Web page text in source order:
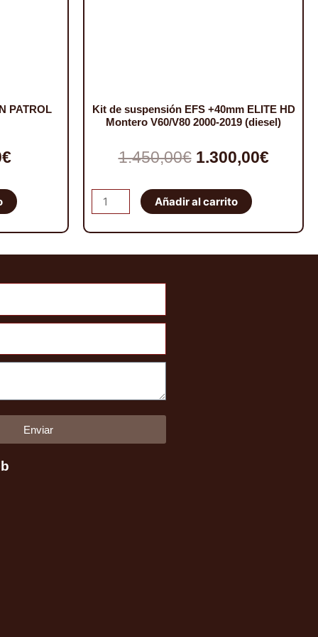
PATROL
€El
precio
actual
Kit de suspensión EFS +40mm ELITE HD
Montero V60/V80 2000-2019 (diesel)
1.450,00€ El
precio
original
1.300,00€El
Kit
de
suspensión
EFS
HD
V60/V80
Añadir al carrito
Enviar